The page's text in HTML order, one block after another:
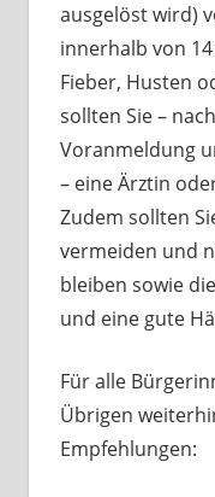
ausgelöst wird)
innerhalb von
Fieber, Husten
sollten Sie –
Voranmeldung
– eine Ärztin
Zudem sollten
vermeiden und
bleiben sowie
und eine gute
Für alle
Übrigen
Empfehlungen: